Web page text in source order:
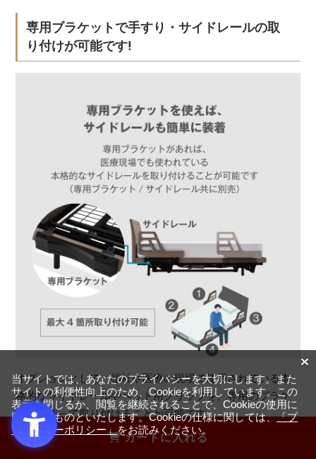
カートに入れる
専用ブラケットで手すり・サイドレールの取
り付けが可能です!
オプションとして、福祉や医療の現場で使用されている本
格的なサイドレールやベッド用グリップを、専用のブラケ
ットを使って取り付けることが可能です。
専用ブラケット
当サイトでは、あなたのプライバシーを大切にします。また
サイトの利便性向上のため、Cookieを利用しています。この
表示を閉じるか、閲覧を継続されることで、Cookieの使用に
同意するものといたします。Cookieの仕様に関しては、「プ
ライバシーポリシー」をお読みください。